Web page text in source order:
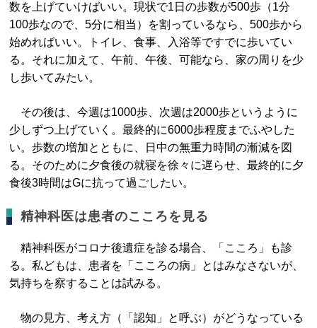
数を上げていけばいい。現状で1日の歩数が500歩（1分
100歩なので、5分に相当）を割っているなら、500歩から
始めればいい。トイレ、食事、入浴等ですでに歩いてい
る。それに加えて、午前、午後、可能なら、家の周りを少
し歩いてみたい。
その後は、今週は1000歩、次週は2000歩というように
少しずつ上げていく。最終的に6000歩程度までふやした
い。歩数の増加とともに、日中の無重力時間の漸減を図
る。そのために夕食後の就寝を徐々に遅らせ、最終的に夕
食後3時間はGに抗って過ごしたい。
精神科医は患者のこころを見る
精神科医がコロナ後遺症を診る場合、「こころ」も診
る。私どもは、患者を「こころの病」とはみなさないが、
気持ちを察することは試みる。
物の見方、考え方（「認知」と呼ぶ）がどうなっている